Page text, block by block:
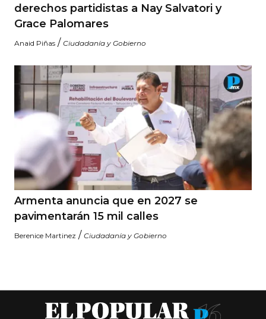
derechos partidistas a Nay Salvatori y
Grace Palomares
Anaid Piñas / Ciudadanía y Gobierno
Armenta anuncia que en 2027 se
pavimentarán 15 mil calles
Berenice Martinez / Ciudadanía y Gobierno